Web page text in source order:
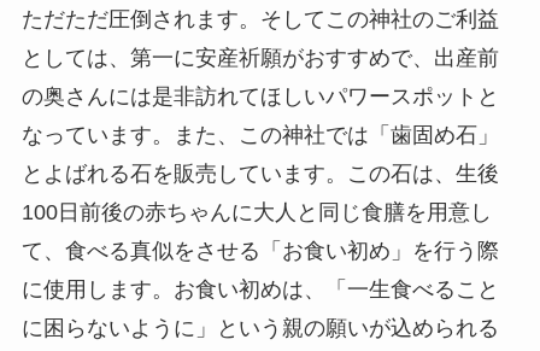
ただただ圧倒されます。そしてこの神社のご利益
としては、第一に安産祈願がおすすめで、出産前
の奥さんには是非訪れてほしいパワースポットと
なっています。また、この神社では「歯固め石」
とよばれる石を販売しています。この石は、生後
100日前後の赤ちゃんに大人と同じ食膳を用意し
て、食べる真似をさせる「お食い初め」を行う際
に使用します。お食い初めは、「一生食べること
に困らないように」という親の願いが込められる